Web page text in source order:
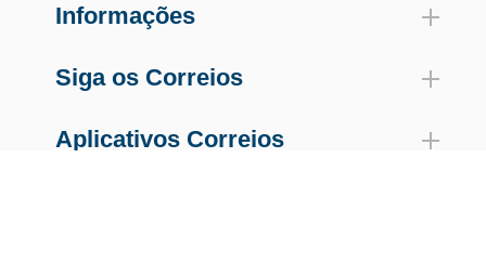
Informações
Siga os Correios
Aplicativos Correios